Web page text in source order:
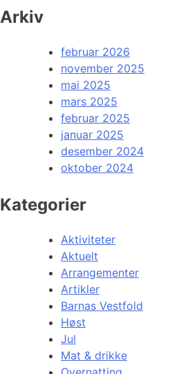
Arkiv
februar 2026
november 2025
mai 2025
mars 2025
februar 2025
januar 2025
desember 2024
oktober 2024
Kategorier
Aktiviteter
Aktuelt
Arrangementer
Artikler
Barnas Vestfold
Høst
Jul
Mat & drikke